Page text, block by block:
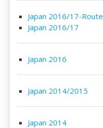
Japan 2016/17-Route
Japan 2016/17
Japan 2016
Japan 2014/2015
Japan 2014